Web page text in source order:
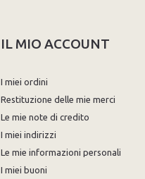
IL MIO ACCOUNT
I miei ordini
Restituzione delle mie merci
Le mie note di credito
I miei indirizzi
Le mie informazioni personali
I miei buoni